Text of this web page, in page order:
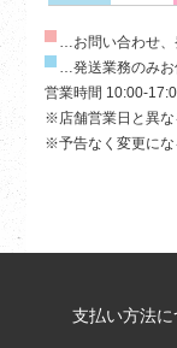
…お問い合わせ、
…発送業務のみお
営業時間 10:00-
※店舗営業日と異な
※予告なく変更にな
支払い方法に